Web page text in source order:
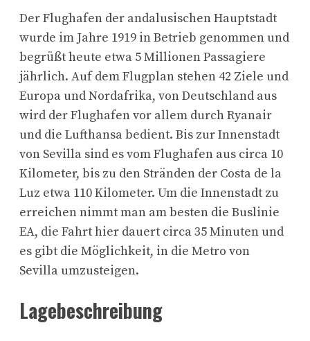
Der Flughafen der andalusischen Hauptstadt
wurde im Jahre 1919 in Betrieb genommen und
begrüßt heute etwa 5 Millionen Passagiere
jährlich. Auf dem Flugplan stehen 42 Ziele und
Europa und Nordafrika, von Deutschland aus
wird der Flughafen vor allem durch Ryanair
und die Lufthansa bedient. Bis zur Innenstadt
von Sevilla sind es vom Flughafen aus circa 10
Kilometer, bis zu den Stränden der Costa de la
Luz etwa 110 Kilometer. Um die Innenstadt zu
erreichen nimmt man am besten die Buslinie
EA, die Fahrt hier dauert circa 35 Minuten und
es gibt die Möglichkeit, in die Metro von
Sevilla umzusteigen.
Lagebeschreibung